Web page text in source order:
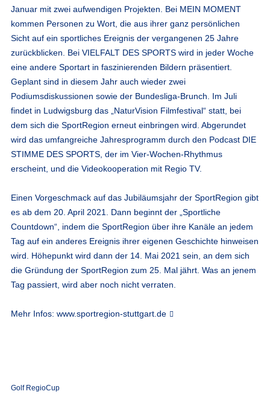
Januar mit zwei aufwendigen Projekten. Bei MEIN MOMENT
kommen Personen zu Wort, die aus ihrer ganz persönlichen
Sicht auf ein sportliches Ereignis der vergangenen 25 Jahre
zurückblicken. Bei VIELFALT DES SPORTS wird in jeder Woche
eine andere Sportart in faszinierenden Bildern präsentiert.
Geplant sind in diesem Jahr auch wieder zwei
Podiumsdiskussionen sowie der Bundesliga-Brunch. Im Juli
findet in Ludwigsburg das „NaturVision Filmfestival“ statt, bei
dem sich die SportRegion erneut einbringen wird. Abgerundet
wird das umfangreiche Jahresprogramm durch den Podcast DIE
STIMME DES SPORTS, der im Vier-Wochen-Rhythmus
erscheint, und die Videokooperation mit Regio TV.
Einen Vorgeschmack auf das Jubiläumsjahr der SportRegion gibt
es ab dem 20. April 2021. Dann beginnt der „Sportliche
Countdown“, indem die SportRegion über ihre Kanäle an jedem
Tag auf ein anderes Ereignis ihrer eigenen Geschichte hinweisen
wird. Höhepunkt wird dann der 14. Mai 2021 sein, an dem sich
die Gründung der SportRegion zum 25. Mal jährt. Was an jenem
Tag passiert, wird aber noch nicht verraten.
Mehr Infos: www.sportregion-stuttgart.de
Golf RegioCup